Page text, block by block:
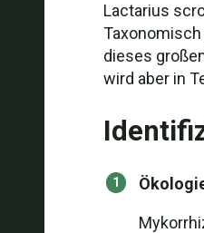
Lactarius
dieses
wird aber in